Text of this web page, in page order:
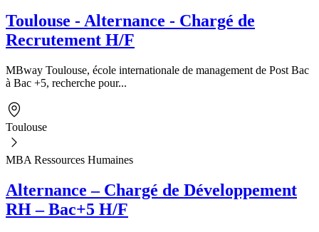
Toulouse - Alternance - Chargé de
Recrutement H/F
MBway Toulouse, école internationale de management de Post Bac
à Bac +5, recherche pour...
Toulouse
MBA Ressources Humaines
Alternance – Chargé de Développement
RH – Bac+5 H/F